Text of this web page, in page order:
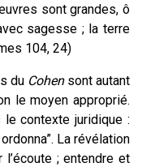
sont grandes, ô
sagesse ; la terre
104, 24)
du Cohensont autant
le moyen approprié.
contexte juridique :
ordonna”. La révélation
; entendre et